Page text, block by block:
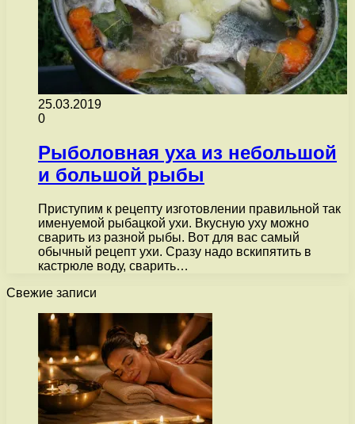
25.03.2019
0
Рыболовная уха из небольшой
и большой рыбы
Приступим к рецепту изготовлении правильной так
именуемой рыбацкой ухи. Вкусную уху можно
сварить из разной рыбы. Вот для вас самый
обычный рецепт ухи. Сразу надо вскипятить в
кастрюле воду, сварить…
Свежие записи